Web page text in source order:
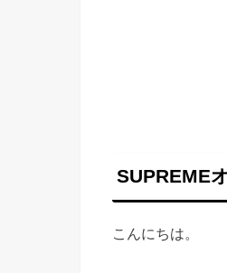
SUPREME
こんにちは。